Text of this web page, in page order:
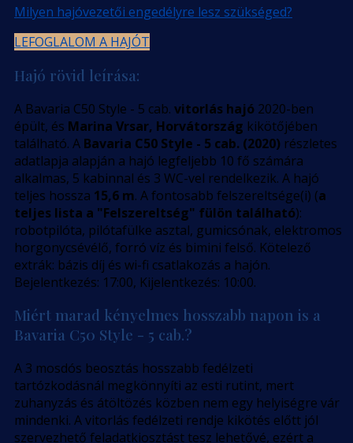
Milyen hajóvezetői engedélyre lesz szükséged?
LEFOGLALOM A HAJÓT
Hajó rövid leírása:
A Bavaria C50 Style - 5 cab. vitorlás hajó 2020-ben
épült, és Marina Vrsar, Horvátország kikötőjében
található. A Bavaria C50 Style - 5 cab. (2020) részletes
adatlapja alapján a hajó legfeljebb 10 fő számára
alkalmas, 5 kabinnal és 3 WC-vel rendelkezik. A hajó
teljes hossza 15,6 m. A fontosabb felszereltsége(i) (a
teljes lista a "Felszereltség" fülön található):
robotpilóta, pilótafülke asztal, gumicsónak, elektromos
horgonycsévélő, forró víz és bimini felső. Kötelező
extrák: bázis díj és wi-fi csatlakozás a hajón.
Bejelentkezés: 17:00, Kijelentkezés: 10:00.
Miért marad kényelmes hosszabb napon is a
Bavaria C50 Style - 5 cab.?
A 3 mosdós beosztás hosszabb fedélzeti
tartózkodásnál megkönnyíti az esti rutint, mert
zuhanyzás és átöltözés közben nem egy helyiségre vár
mindenki. A vitorlás fedélzeti rendje kikötés előtt jól
szervezhető feladatkiosztást tesz lehetővé, ezért a